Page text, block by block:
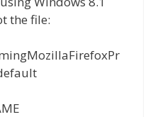
the file: